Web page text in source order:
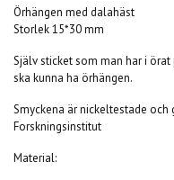
Örhängen med dalahäst
Storlek 15*30 mm
Själv sticket som man har i
ska kunna ha örhängen.
Smyckena är nickeltestade och
Forskningsinstitut
Material: